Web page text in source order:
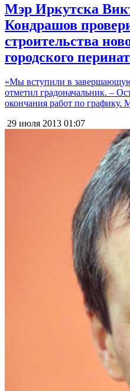
Мэр Иркутска
Кондрашов
строительства
городского
«Мы вступили в завершающую
отметил градоначальник. –
окончания работ по графику.
29 июля 2013 01:07